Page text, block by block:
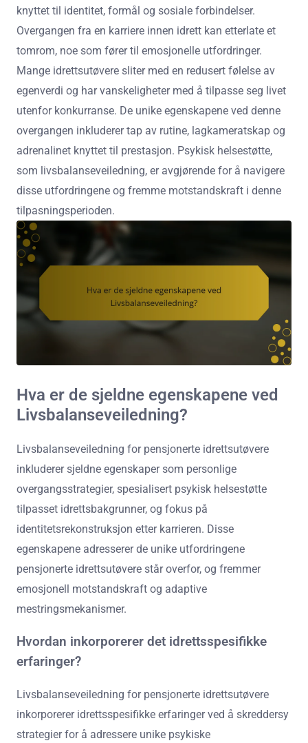
knyttet til identitet, formål og sosiale forbindelser.
Overgangen fra en karriere innen idrett kan etterlate et
tomrom, noe som fører til emosjonelle utfordringer.
Mange idrettsutøvere sliter med en redusert følelse av
egenverdi og har vanskeligheter med å tilpasse seg livet
utenfor konkurranse. De unike egenskapene ved denne
overgangen inkluderer tap av rutine, lagkameratskap og
adrenalinet knyttet til prestasjon. Psykisk helsestøtte,
som livsbalanseveiledning, er avgjørende for å navigere
disse utfordringene og fremme motstandskraft i denne
tilpasningsperioden.
Hva er de sjeldne egenskapene ved
Livsbalanseveiledning?
Livsbalanseveiledning for pensjonerte idrettsutøvere
inkluderer sjeldne egenskaper som personlige
overgangsstrategier, spesialisert psykisk helsestøtte
tilpasset idrettsbakgrunner, og fokus på
identitetsrekonstruksjon etter karrieren. Disse
egenskapene adresserer de unike utfordringene
pensjonerte idrettsutøvere står overfor, og fremmer
emosjonell motstandskraft og adaptive
mestringsmekanismer.
Hvordan inkorporerer det idrettsspesifikke
erfaringer?
Livsbalanseveiledning for pensjonerte idrettsutøvere
inkorporerer idrettsspesifikke erfaringer ved å skreddersy
strategier for å adressere unike psykiske